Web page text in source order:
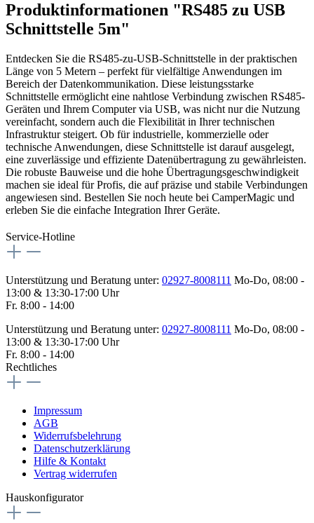
Produktinformationen "RS485 zu USB
Schnittstelle 5m"
Entdecken Sie die RS485-zu-USB-Schnittstelle in der praktischen
Länge von 5 Metern – perfekt für vielfältige Anwendungen im
Bereich der Datenkommunikation. Diese leistungsstarke
Schnittstelle ermöglicht eine nahtlose Verbindung zwischen RS485-
Geräten und Ihrem Computer via USB, was nicht nur die Nutzung
vereinfacht, sondern auch die Flexibilität in Ihrer technischen
Infrastruktur steigert. Ob für industrielle, kommerzielle oder
technische Anwendungen, diese Schnittstelle ist darauf ausgelegt,
eine zuverlässige und effiziente Datenübertragung zu gewährleisten.
Die robuste Bauweise und die hohe Übertragungsgeschwindigkeit
machen sie ideal für Profis, die auf präzise und stabile Verbindungen
angewiesen sind. Bestellen Sie noch heute bei CamperMagic und
erleben Sie die einfache Integration Ihrer Geräte.
Service-Hotline
Unterstützung und Beratung unter: 02927-8008111 Mo-Do, 08:00 -
13:00 & 13:30-17:00 Uhr
Fr. 8:00 - 14:00
Unterstützung und Beratung unter: 02927-8008111 Mo-Do, 08:00 -
13:00 & 13:30-17:00 Uhr
Fr. 8:00 - 14:00
Rechtliches
Impressum
AGB
Widerrufsbelehrung
Datenschutzerklärung
Hilfe & Kontakt
Vertrag widerrufen
Hauskonfigurator